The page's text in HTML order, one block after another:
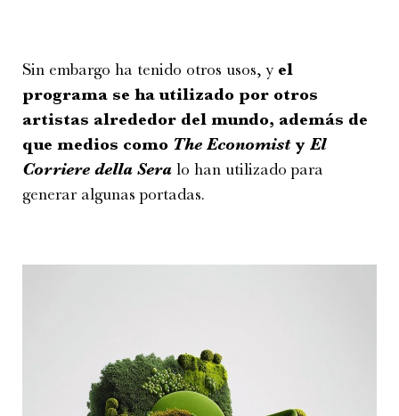
Sin embargo ha tenido otros usos, y el
programa se ha utilizado por otros
artistas alrededor del mundo, además de
que medios como The Economisty El
Corriere della Sera lo han utilizado para
generar algunas portadas.